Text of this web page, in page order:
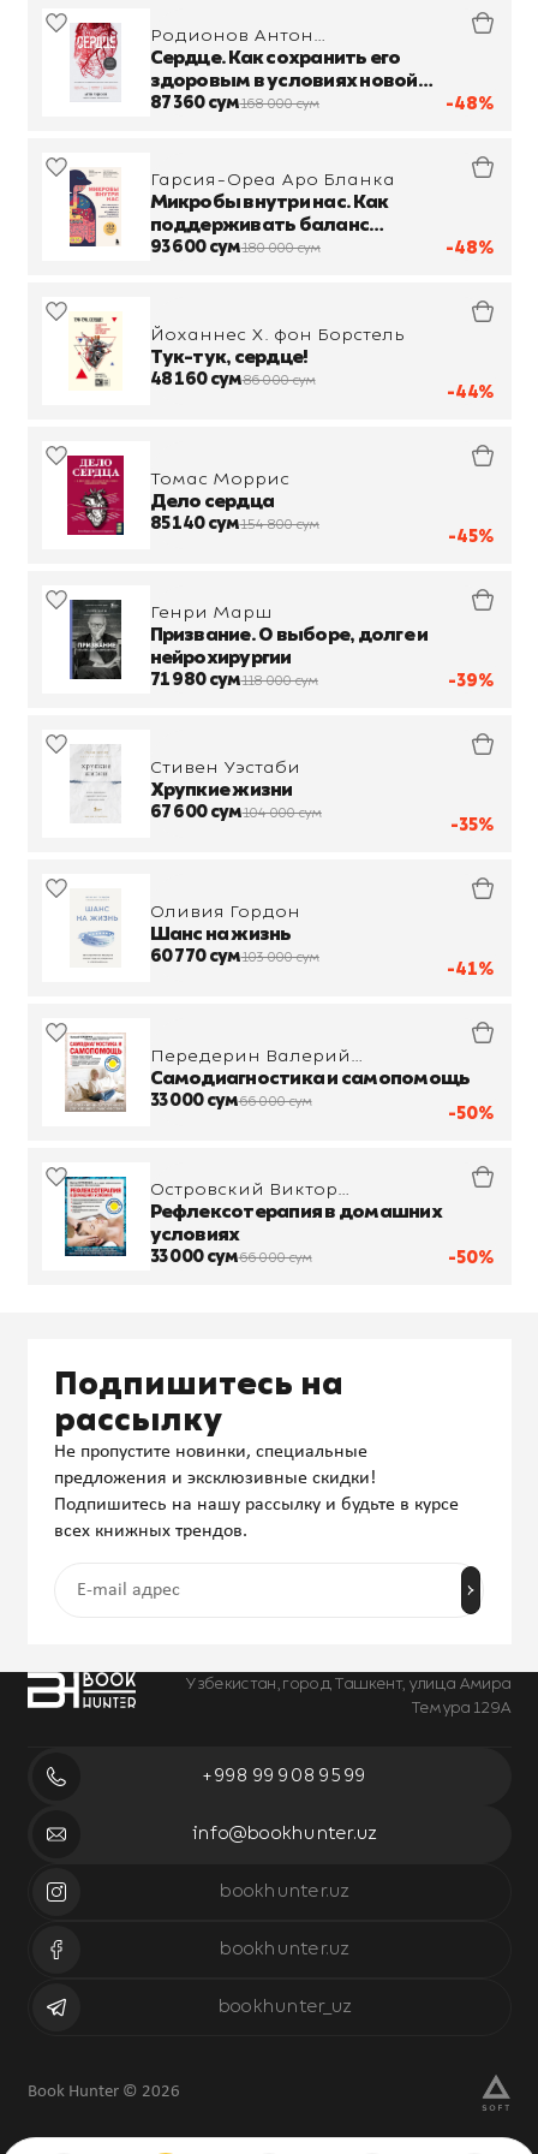
-48%
Родионов Антон
Владимирович
Сердце. Как сохранить его
здоровым в условиях новой
реальности
87 360 сум168 000 сум
-48%
Гарсия-Ореа Аро Бланка
Микробы внутри нас. Как
поддерживать баланс
микрофлоры кишечника для
93 600 сум180 000 сум
-44%
Йоханнес Х. фон Борстель
Тук-тук, сердце!
48 160 сум86 000 сум
-45%
Томас Моррис
Дело сердца
85 140 сум154 800 сум
-39%
Генри Марш
Призвание. О выборе, долге и
нейрохирургии
71 980 сум118 000 сум
-35%
Стивен Уэстаби
Хрупкие жизни
67 600 сум104 000 сум
-41%
Оливия Гордон
Шанс на жизнь
60 770 сум103 000 сум
-50%
Передерин Валерий
Митрофанович
Самодиагностика и самопомощь
33 000 сум66 000 сум
-50%
Островский Виктор
Михайлович
Рефлексотерапия в домашних
условиях
33 000 сум66 000 сум
Узбекистан, город Ташкент, улица Амира
Темура 129А
+998 99 908 95 99
info@bookhunter.uz
bookhunter.uz
bookhunter.uz
bookhunter_uz
Подпишитесь на
рассылку
Не пропустите новинки, специальные
предложения и эксклюзивные скидки!
Подпишитесь на нашу рассылку и будьте в курсе
всех книжных трендов.
Book Hunter © 2026